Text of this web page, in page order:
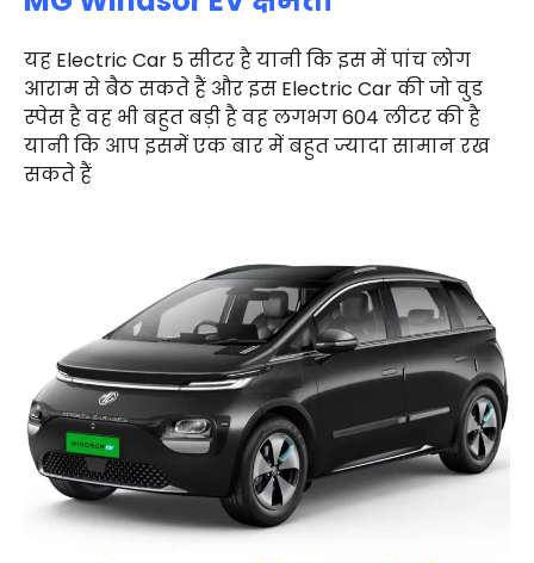
यह Electric Car 5 सीटर है यानी कि इस में पांच लोग
आराम से बैठ सकते हैं और इस Electric Car की जो वुड
स्पेस है वह भी बहुत बड़ी है वह लगभग 604 लीटर की है
यानी कि आप इसमें एक बार में बहुत ज्यादा सामान रख
सकते हैं